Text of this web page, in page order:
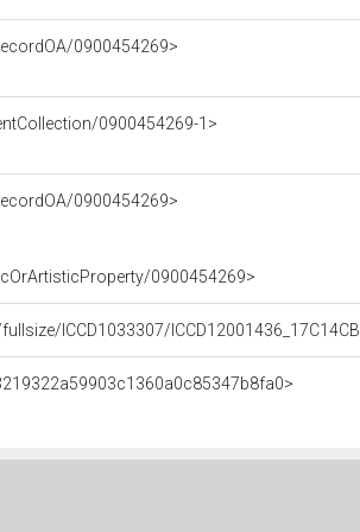
0900454269>
0900454269-1>
0900454269>
0900454269>
ICCD1033307/